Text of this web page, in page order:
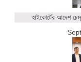
হাইকোর্টের আদেশ